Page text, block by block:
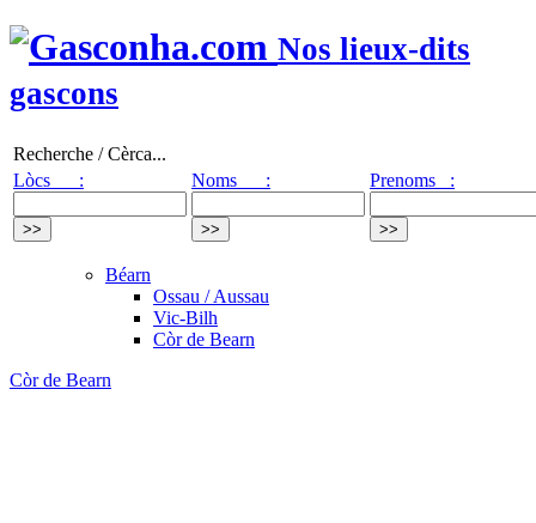
Nos lieux-dits
gascons
Recherche / Cèrca...
Lòcs :
Noms : Prenoms :
Béarn
Ossau / Aussau
Vic-Bilh
Còr de Bearn
Còr de Bearn